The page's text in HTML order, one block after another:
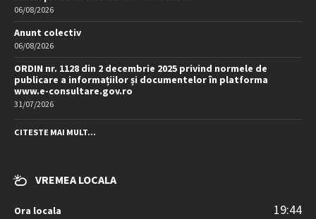
06/08/2026
Anunt colectiv
06/08/2026
ORDIN nr. 1128 din 2 decembrie 2025 privind normele de
publicare a informațiilor și documentelor în platforma
www.e-consultare.gov.ro
31/07/2026
CITESTE MAI MULT...
VREMEA LOCALA
Ora locala 19:44